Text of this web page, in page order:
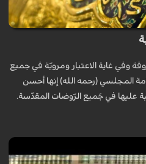
وفي غاية الاعتبار ومرويّة في جميع
المجلسي (رحمه الله) إنها أحسن
عليها في جَميع الرّوضات المقدّسة.